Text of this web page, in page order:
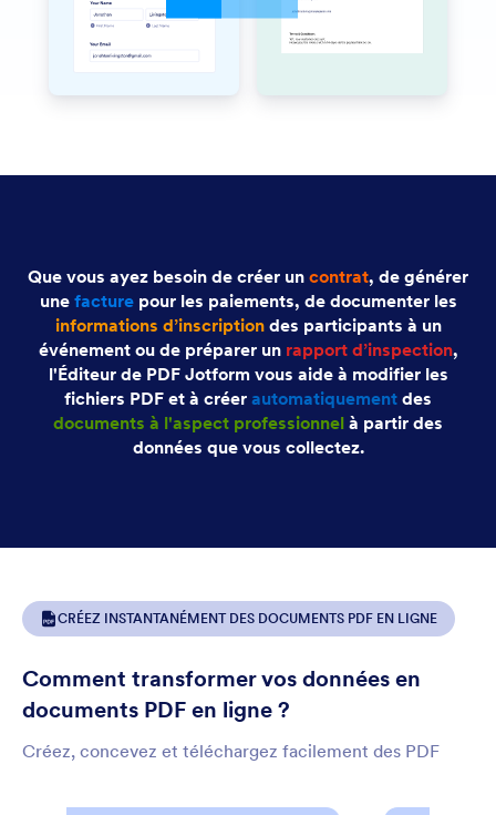
Que vous ayez besoin de créer un contrat, de générer
une facturepour les paiements, de documenter les
informations d’inscriptiondes participants à un
événement ou de préparer un rapport d’inspection,
l'Éditeur de PDF Jotform vous aide à modifier les
fichiers PDF et à créer automatiquement des
documents à l'aspect professionnel à partir des
données que vous collectez.
CRÉEZ INSTANTANÉMENT DES DOCUMENTS PDF EN LIGNE
Comment transformer vos données en
documents PDF en ligne ?
Créez, concevez et téléchargez facilement des PDF